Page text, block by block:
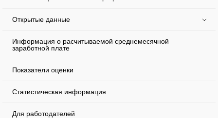
Открытые данные
Информация о расчитываемой среднемесячной
заработной плате
Показатели оценки
Статистическая информация
Для работодателей